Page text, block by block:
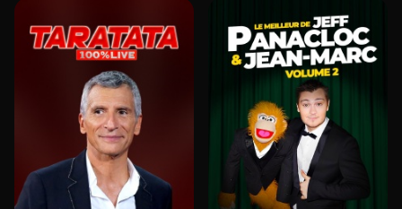
a vu sa notoriété exploser grâce à ses passages
dans l'émission "On ne demande qu'à en rire".